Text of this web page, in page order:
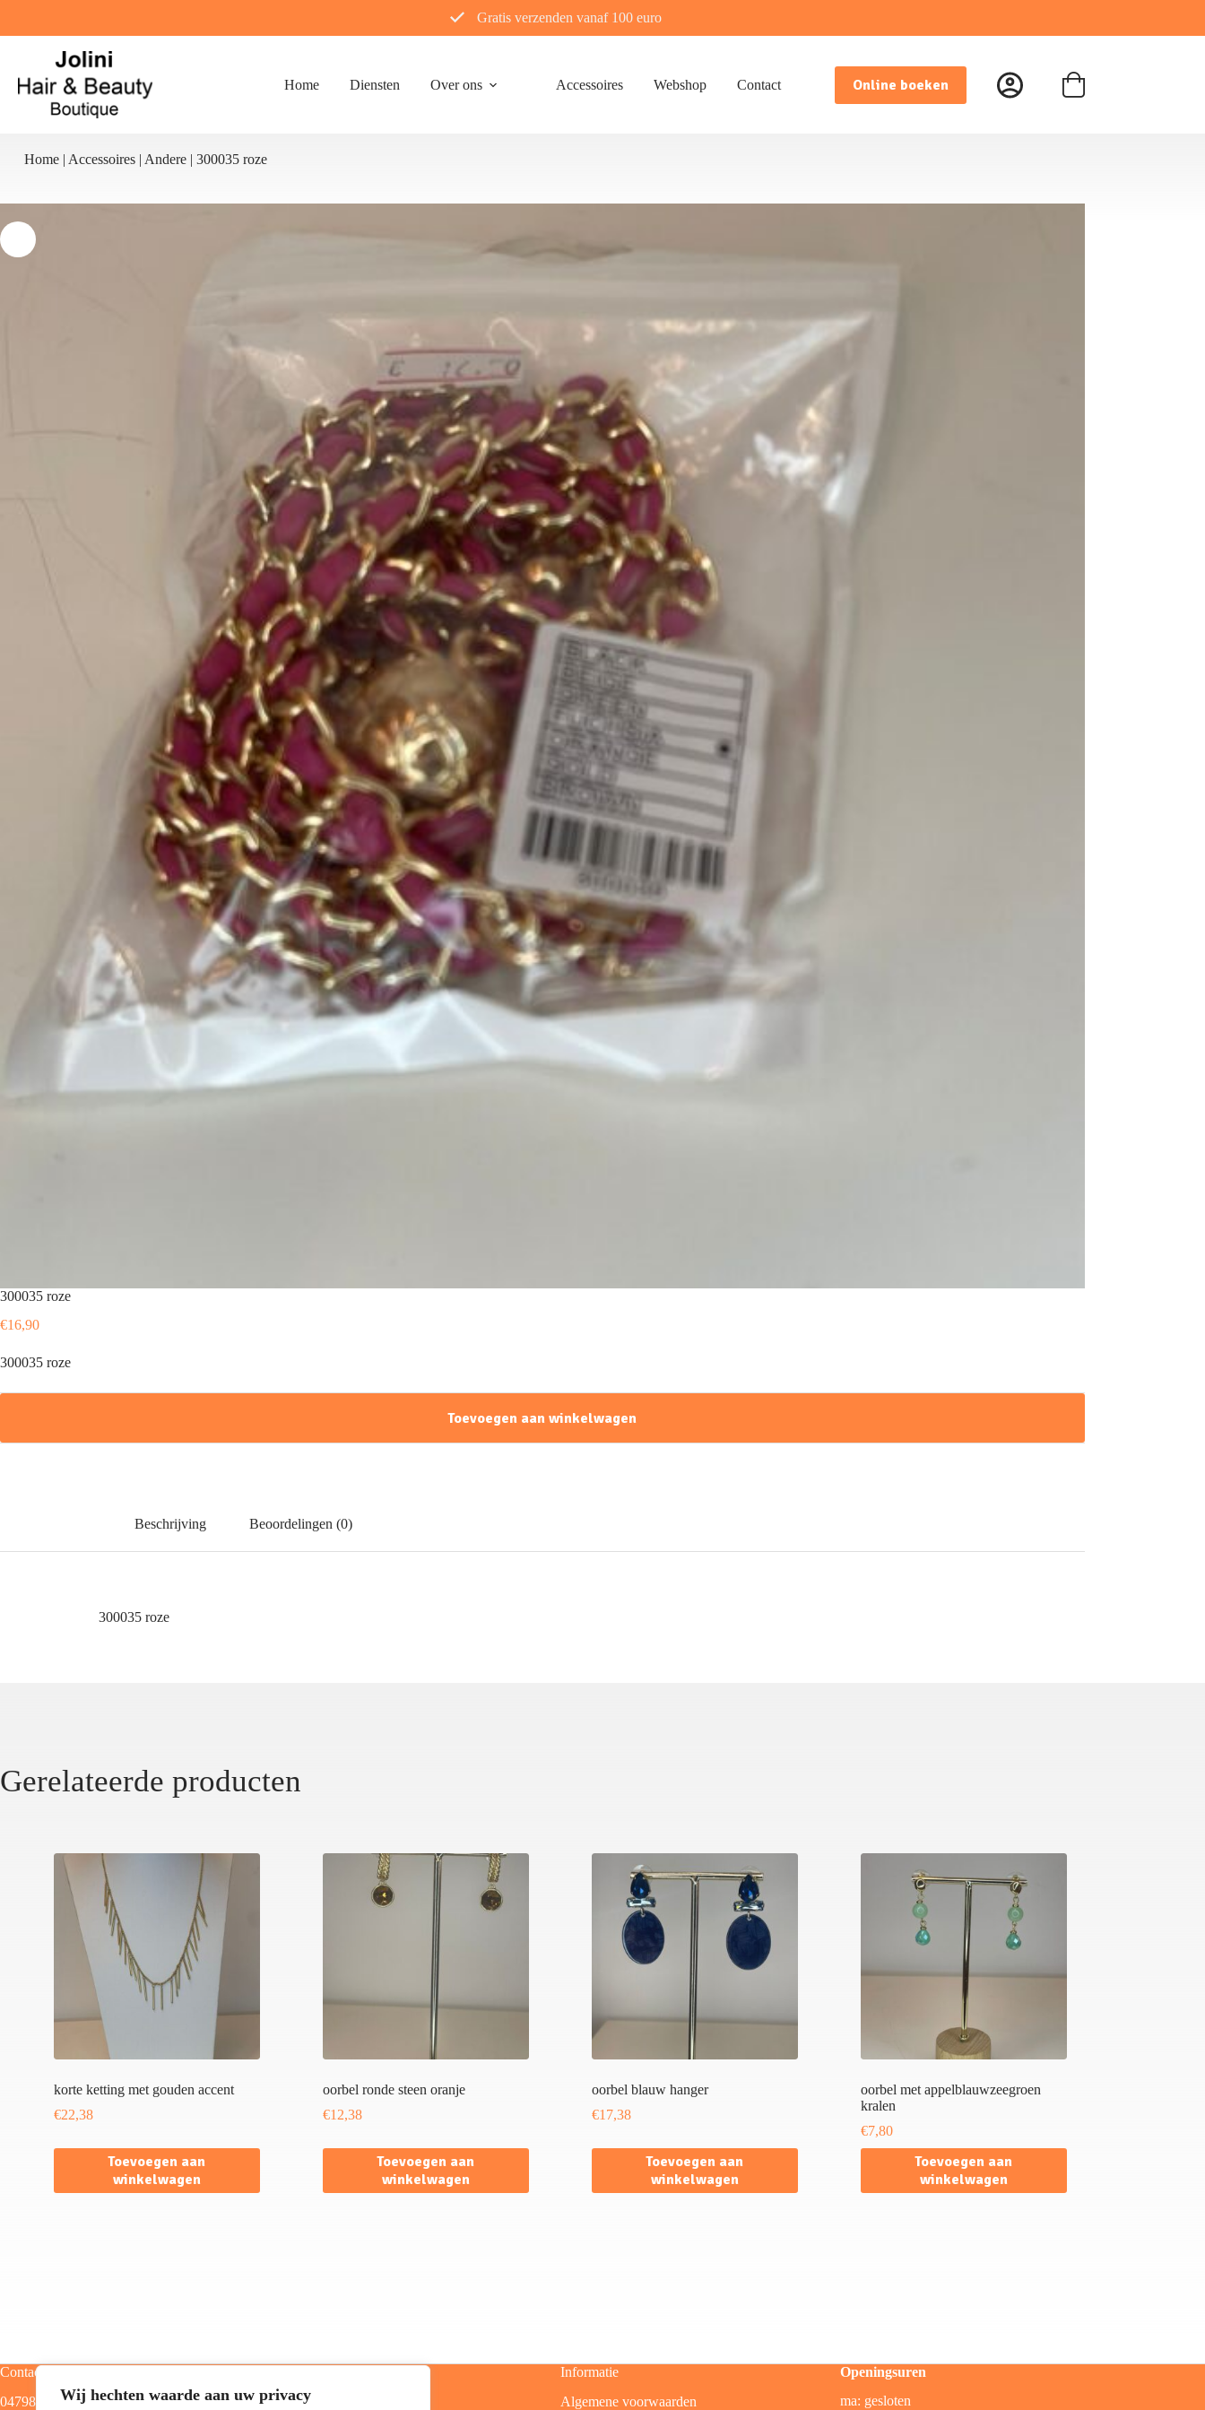
Wij hechten waarde aan uw privacy
de
Gratis verzenden vanaf 100 euro
Home Diensten Over ons Accessoires Webshop Contact Online boeken Winkelwagen
Home | Accessoires | Andere | 300035 roze
300035 roze
€16,90
300035 roze
Toevoegen aan winkelwagen
Beschrijving Beoordelingen (0)
300035 roze
Gerelateerde producten
korte ketting met gouden accent
€22,38
Toevoegen aan
winkelwagen
oorbel ronde steen oranje
€12,38
Toevoegen aan
winkelwagen
oorbel blauw hanger
€17,38
Toevoegen aan
winkelwagen
oorbel met appelblauwzeegroen
kralen
€7,80
Toevoegen aan
winkelwagen
Contact
0479805129
Home
Informatie
Algemene voorwaarden
Openingsuren
ma: gesloten